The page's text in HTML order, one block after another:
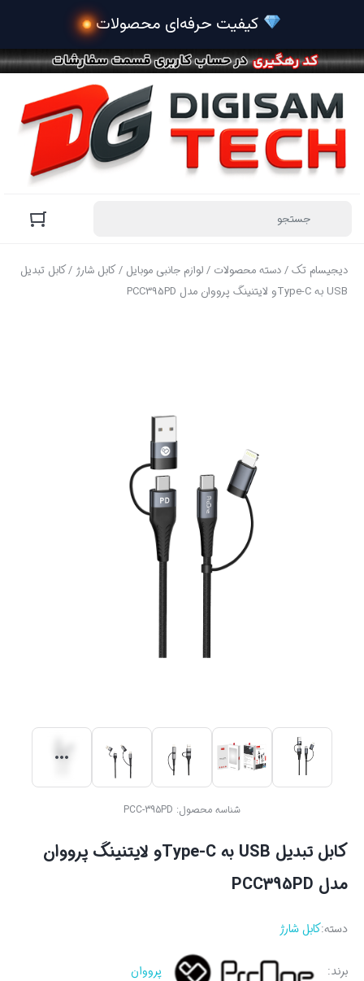
دیجیسام تک/دسته محصولات /لوازم جانبی موبایل /کابل شارژ / کابل تبدیل
USB به Type-Cو لایتنینگ پرووان مدل PCC395PD
شناسه محصول: PCC-395PD
کابل تبدیل USB به Type-Cو لایتنینگ پرووان
مدل PCC395PD
دسته:کابل شارژ
برند: پرووان